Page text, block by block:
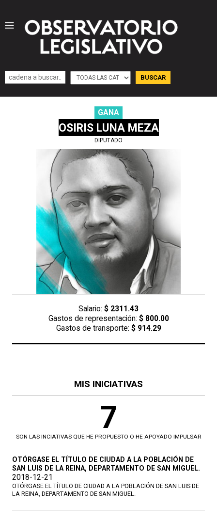
GANA
OSIRIS LUNA MEZA
DIPUTADO
Salario: $ 2311.43
Gastos de representación: $ 800.00
Gastos de transporte: $ 914.29
MIS INICIATIVAS
7
SON LAS INCIATIVAS QUE HE PROPUESTO O HE APOYADO IMPULSAR
OTÓRGASE EL TÍTULO DE CIUDAD A LA POBLACIÓN DE
SAN LUIS DE LA REINA, DEPARTAMENTO DE SAN MIGUEL.
2018-12-21
OTÓRGASE EL TÍTULO DE CIUDAD A LA POBLACIÓN DE SAN LUIS DE
LA REINA, DEPARTAMENTO DE SAN MIGUEL.